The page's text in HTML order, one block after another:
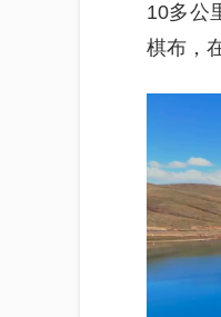
10多公
棋布，